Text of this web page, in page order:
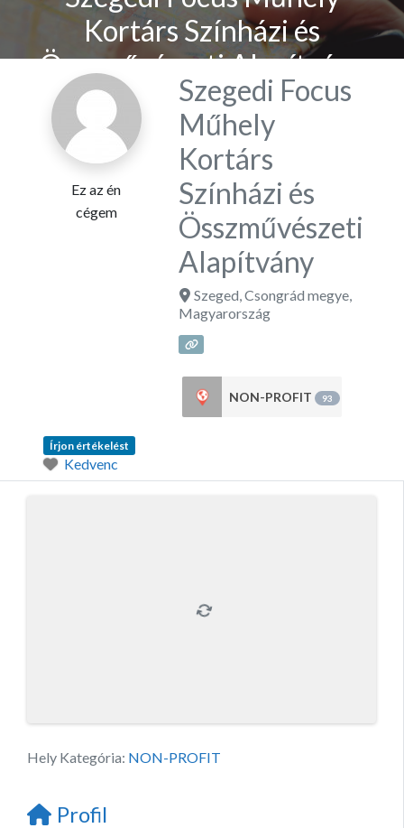
Kortárs Színházi és
Összművészeti Alapítvány
Ez az én
cégem
Szegedi Focus
Műhely
Kortárs
Színházi és
Összművészeti
Alapítvány
Szeged,Csongrád megye,
Magyarország
NON-PROFIT 93
Írjon értékelést
Kedvenc
Hely Kategória: NON-PROFIT
Profil